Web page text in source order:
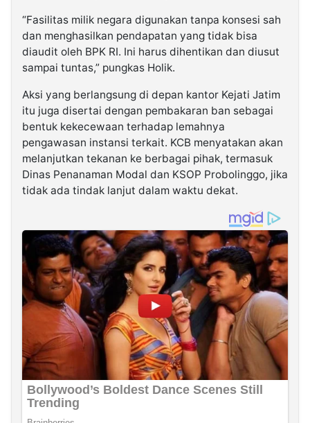
“Fasilitas milik negara digunakan tanpa konsesi sah
dan menghasilkan pendapatan yang tidak bisa
diaudit oleh BPK RI. Ini harus dihentikan dan diusut
sampai tuntas,” pungkas Holik.
Aksi yang berlangsung di depan kantor Kejati Jatim
itu juga disertai dengan pembakaran ban sebagai
bentuk kekecewaan terhadap lemahnya
pengawasan instansi terkait. KCB menyatakan akan
melanjutkan tekanan ke berbagai pihak, termasuk
Dinas Penanaman Modal dan KSOP Probolinggo, jika
tidak ada tindak lanjut dalam waktu dekat.